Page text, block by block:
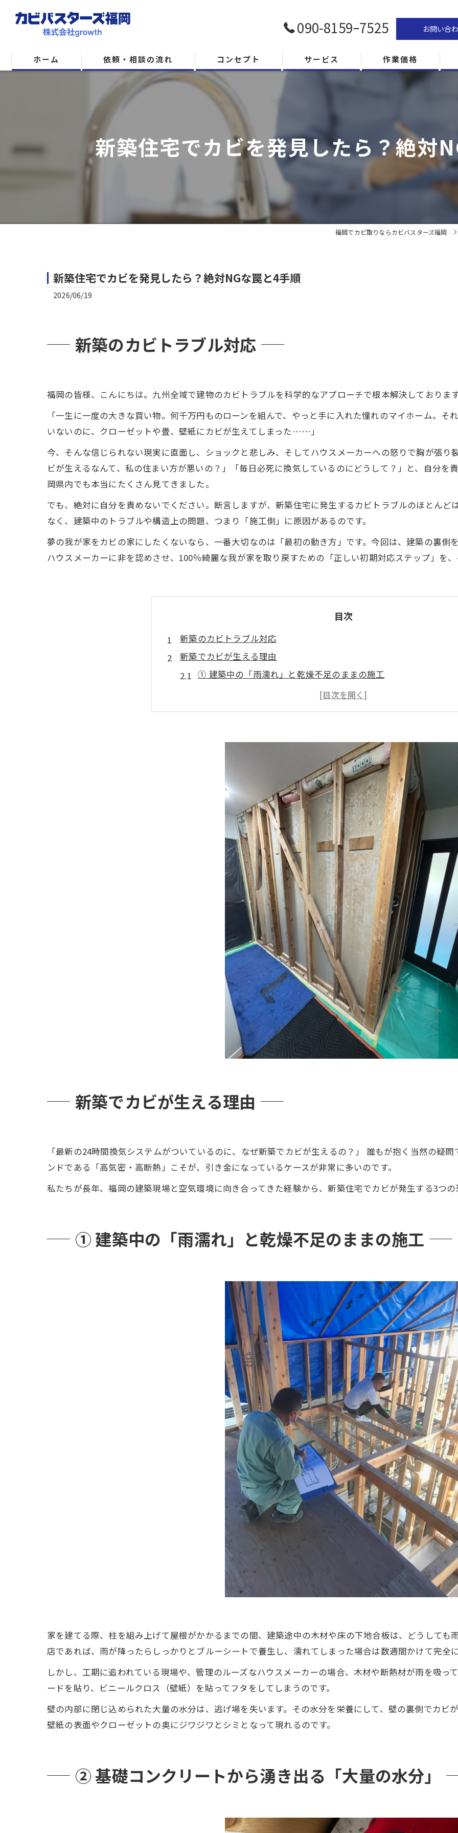
090-8159ｰ7525 お問い合
ホーム 依頼・相談の流れ コンセプト サービス 作業価格
新築住宅でカビを発見したら？絶対
福岡でカビ取りならカビバスターズ福岡
新築住宅でカビを発見したら？絶対NGな罠と4手順
2026/06/19
新築のカビトラブル対応
福岡の皆様、こんにちは。九州全域で建物のカビトラブルを科学的なアプローチで根本解決しておりま
「一生に一度の大きな買い物。何千万円ものローンを組んで、やっと手に入れた憧れのマイホーム。
いないのに、クローゼットや畳、壁紙にカビが生えてしまった……」
今、そんな信じられない現実に直面し、ショックと悲しみ、そしてハウスメーカーへの怒りで胸が張り
ビが生えるなんて、私の住まい方が悪いの？」「毎日必死に換気しているのにどうして？」と、自分を
岡県内でも本当にたくさん見てきました。
でも、絶対に自分を責めないでください。断言しますが、新築住宅に発生するカビトラブルのほとん
なく、建築中のトラブルや構造上の問題、つまり「施工側」に原因があるのです。
夢の我が家をカビの家にしたくないなら、一番大切なのは「最初の動き方」です。今回は、建築の裏側
ハウスメーカーに非を認めさせ、100％綺麗な我が家を取り戻すための「正しい初期対応ステップ」を
目次
新築のカビトラブル対応
新築でカビが生える理由
① 建築中の「雨濡れ」と乾燥不足のままの施工
② 基礎コンクリートから湧き出る「大量の水分」
③ 高気密ゆえの「湿気のトラップ」
× NG①：市販のカビキラーやアルコールで綺麗に拭き取る
× NG②：ハウスメーカーの言う通りに部分的な「クロス張り替
× NG③：感情的に怒鳴り散らす
正しい初期対応ステップ
【ステップ1】：スマホで「マクロとミクロ」の写真を撮る
【ステップ2】：カビに触らず、部屋の換気システムを「マック
【ステップ3】：ハウスメーカーへ「書面（またはメール）」で
【ステップ4】：カビバスターズ福岡に「第三者のカビ検査」を
微生物対策協会のカビ検査
① 浮遊菌検査（空気質サンプリング）
② 付着菌・真菌同定検査（カビの遺伝子・学名の特定）
最強の武器「カビ環境調査報告書」の発行
ホームインスペクション連携
ホームインスペクション連携で発覚する「新築の恐ろしい施工不
建築瑕疵（かし）担保責任の追及
解決までの安心の手順
「住まいのカビ検査・調査」のご相談はこちらから！
まとめ：笑顔の我が家を取り戻そう
新築でカビが生える理由
「最新の24時間換気システムがついているのに、なぜ新築でカビが生えるの？」 誰もが抱く当然の疑
ンドである「高気密・高断熱」こそが、引き金になっているケースが非常に多いのです。
私たちが長年、福岡の建築現場と空気環境に向き合ってきた経験から、新築住宅でカビが発生する3つ
① 建築中の「雨濡れ」と乾燥不足のままの施工
家を建てる際、柱を組み上げて屋根がかかるまでの間、建築途中の木材や床の下地合板は、どうしても
店であれば、雨が降ったらしっかりとブルーシートで養生し、濡れてしまった場合は数週間かけて完全
しかし、工期に追われている現場や、管理のルーズなハウスメーカーの場合、木材や断熱材が雨を吸っ
ードを貼り、ビニールクロス（壁紙）を貼ってフタをしてしまうのです。
壁の内部に閉じ込められた大量の水分は、逃げ場を失います。その水分を栄養にして、壁の裏側でカビ
壁紙の表面やクローゼットの奥にジワジワとシミとなって現れるのです。
② 基礎コンクリートから湧き出る「大量の水分」